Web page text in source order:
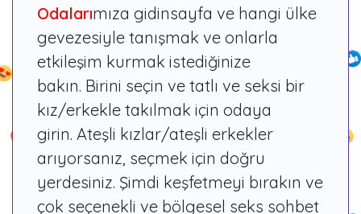
Odalarımıza gidinsayfa ve hangi ülke
gevezesiyle tanışmak ve onlarla
etkileşim kurmak istediğinize
bakın. Birini seçin ve tatlı ve seksi bir
kız/erkekle takılmak için odaya
girin. Ateşli kızlar/ateşli erkekler
arıyorsanız, seçmek için doğru
yerdesiniz. Şimdi keşfetmeyi bırakın ve
çok seçenekli ve bölgesel seks sohbet